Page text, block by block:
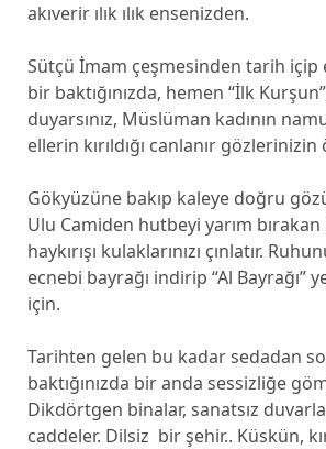
akıverir ılık ılık ensenizden.
Sütçü İmam çeşmesinden tarih içip
bir baktığınızda, hemen “İlk
duyarsınız, Müslüman kadının
ellerin kırıldığı canlanır
Gökyüzüne bakıp kaleye doğru
Ulu Camiden hutbeyi yarım bırakan
haykırışı kulaklarınızı çınlatır.
ecnebi bayrağı indirip “Al Bayrağı”
için.
Tarihten gelen bu kadar sedadan
baktığınızda bir anda sessizliğe
Dikdörtgen binalar, sanatsız
caddeler. Dilsiz bir şehir.. Küskün,